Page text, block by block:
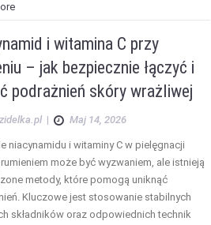
i witamina C przy
– jak bezpiecznie łączyć i
podrażnień skóry wrażliwej
| Maj 14, 2026
niacynamidu i witaminy C w pielęgnacji
może być wyzwaniem, ale istnieją
metody, które pomogą uniknąć
Kluczowe jest stosowanie stabilnych
składników oraz odpowiednich technik